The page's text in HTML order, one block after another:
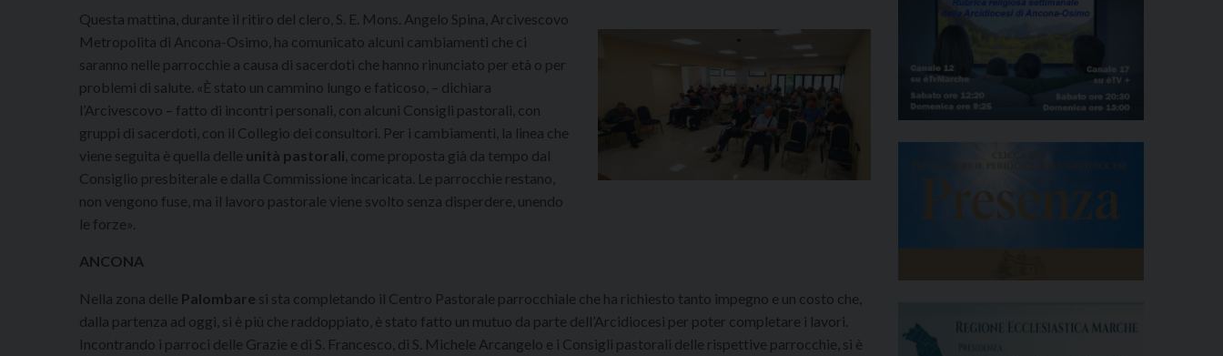
Questa mattina, durante il ritiro del clero, S. E. Mons. Angelo Spina, Arcivescovo
Metropolita di Ancona-Osimo, ha comunicato alcuni cambiamenti che ci
saranno nelle parrocchie a causa di sacerdoti che hanno rinunciato per età o per
problemi di salute. «È stato un cammino lungo e faticoso, – dichiara
l’Arcivescovo – fatto di incontri personali, con alcuni Consigli pastorali, con
gruppi di sacerdoti, con il Collegio dei consultori. Per i cambiamenti, la linea che
viene seguita è quella delle unità pastorali , come proposta già da tempo dal
Consiglio presbiterale e dalla Commissione incaricata. Le parrocchie restano,
non vengono fuse, ma il lavoro pastorale viene svolto senza disperdere, unendo
le forze».
ANCONA
Nella zona delle Palombare si sta completando il Centro Pastorale parrocchiale che ha richiesto tanto impegno e un costo che,
dalla partenza ad oggi, si è più che raddoppiato, è stato fatto un mutuo da parte dell’Arcidiocesi per poter completare i lavori.
Incontrando i parroci delle Grazie e di S. Francesco, di S. Michele Arcangelo e i Consigli pastorali delle rispettive parrocchie, si è